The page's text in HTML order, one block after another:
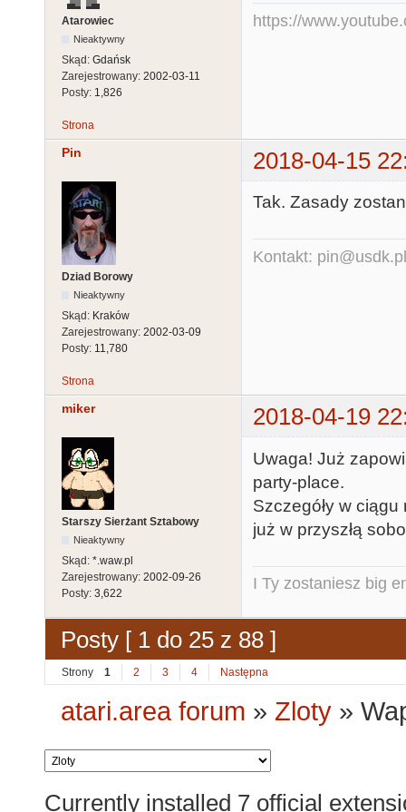
Atarowiec
Nieaktywny
Skąd: Gdańsk
Zarejestrowany: 2002-03-11
Posty: 1,826
https://
Strona
Pin 2018-04-15
Dziad Borowy
Nieaktywny
Skąd: Kraków
Zarejestrowany: 2002-03-09
Posty: 11,780
Tak. Zasady
Kontakt: pin@usdk.pl
Strona
miker 2018-04-19
Starszy Sierżant Sztabowy
Nieaktywny
Skąd: *.waw.pl
Zarejestrowany: 2002-09-26
Posty: 3,622
Uwaga! Już
party-place.
Szczegóły w
już w przyszłą
I Ty zostaniesz big
Posty [ 1 do 25 z 88 ]
Strony 1 2 3 4 Następna
atari.area forum » Zloty »
Currently installed 7 official